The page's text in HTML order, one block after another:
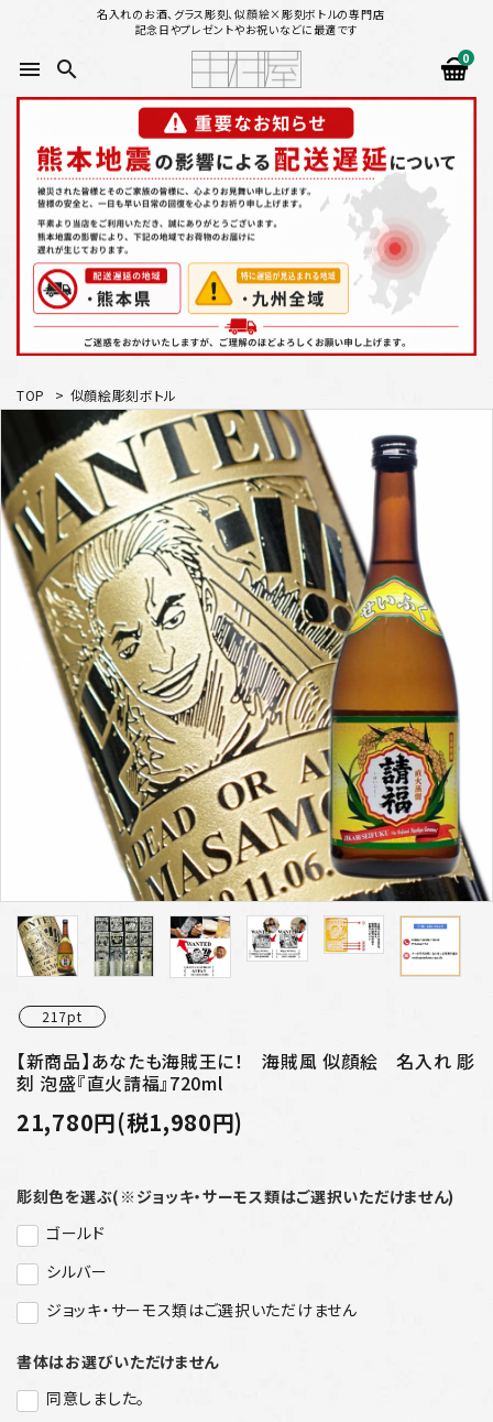
名入れのお酒、グラス彫刻、似顔絵×彫刻ボトルの専門店
記念日やプレゼントやお祝いなどに最適です
menu search 0
search
似顔絵から選ぶ
名入れ（縦書き）から選ぶ
名入れ（横書き）から選ぶ
配送方法
お支払方法
プライバシーポリシー
特定商取引法について
お問い合わせ
TOP > 似顔絵彫刻ボトル
217pt
【新商品】あなたも海賊王に！ 海賊風 似顔絵 名入れ 彫
刻 泡盛『直火請福』720ml
21,780円(税1,980円)
彫刻色を選ぶ(※ジョッキ・サーモス類はご選択いただけません)
ゴールド
シルバー
ジョッキ・サーモス類はご選択いただけません
書体はお選びいただけません
同意しました。